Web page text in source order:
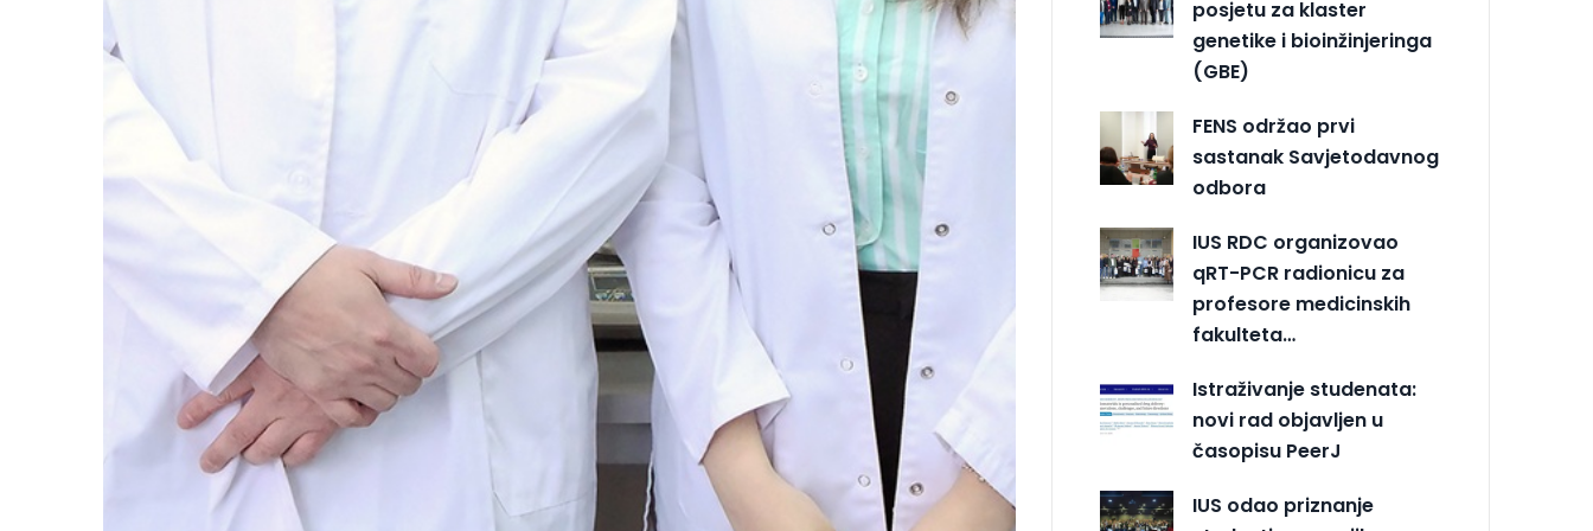
posjetu za klaster
genetike i bioinžinjeringa
(GBE)
FENS održao prvi
sastanak Savjetodavnog
odbora
IUS RDC organizovao
qRT-PCR radionicu za
profesore medicinskih
fakulteta…
Istraživanje studenata:
novi rad objavljen u
časopisu PeerJ
IUS odao priznanje